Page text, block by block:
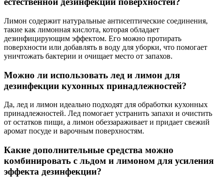
Лимон содержит натуральные антисептические соединения,
такие как лимонная кислота, которая обладает
дезинфицирующим эффектом. Его можно протирать
поверхности или добавлять в воду для уборки, что помогает
уничтожать бактерии и очищает место от запахов.
Можно ли использовать лед и лимон для
дезинфекции кухонных принадлежностей?
Да, лед и лимон идеально подходят для обработки кухонных
принадлежностей. Лед помогает устранить запахи и очистить
от остатков пищи, а лимон обеззараживает и придает свежий
аромат посуде и варочным поверхностям.
Какие дополнительные средства можно
комбинировать с льдом и лимоном для усиления
эффекта дезинфекции?